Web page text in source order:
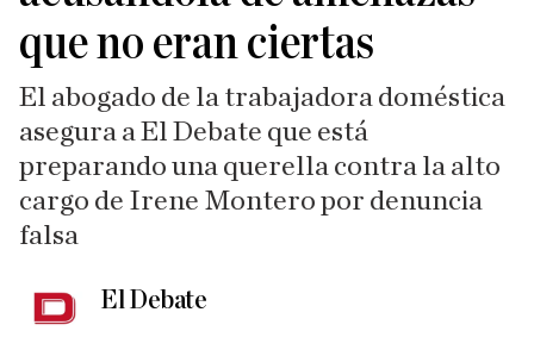
que no eran ciertas
El abogado de la trabajadora doméstica
asegura a El Debate que está
preparando una querella contra la alto
cargo de Irene Montero por denuncia
falsa
El Debate